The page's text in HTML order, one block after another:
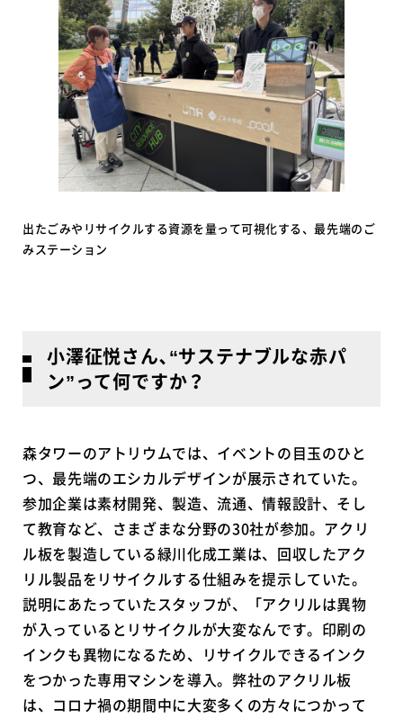
出たごみやリサイクルする資源を量って可視化する、最先端のご
みステーション
小澤征悦さん､“サステナブルな赤パ
ン”って何ですか？
森タワーのアトリウムでは、イベントの目玉のひと
つ、最先端のエシカルデザインが展示されていた。
参加企業は素材開発、製造、流通、情報設計、そし
て教育など、さまざまな分野の30社が参加。アクリ
ル板を製造している緑川化成工業は、回収したアク
リル製品をリサイクルする仕組みを提示していた。
説明にあたっていたスタッフが、「アクリルは異物
が入っているとリサイクルが大変なんです。印刷の
インクも異物になるため、リサイクルできるインク
をつかった専用マシンを導入。弊社のアクリル板
は、コロナ禍の期間中に大変多くの方々につかって